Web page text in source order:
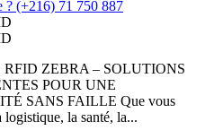
? (+216) 71 750 887
RFID ZEBRA – SOLUTIONS
POUR UNE
SANS FAILLE Que vous
logistique, la santé, la...